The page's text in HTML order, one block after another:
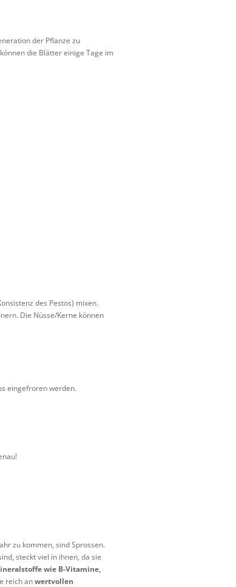
der Pflanze zu
die Blätter einige Tage im
des Pestos) mixen.
Die Nüsse/Kerne können
eingefroren werden.
zu kommen, sind Sprossen.
steckt viel in ihnen, da sie
wie B-Vitamine,
reich anwertvollen